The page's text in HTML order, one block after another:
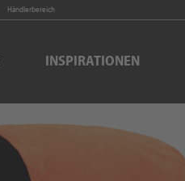
Händlerbereich
INSPIRATIONEN